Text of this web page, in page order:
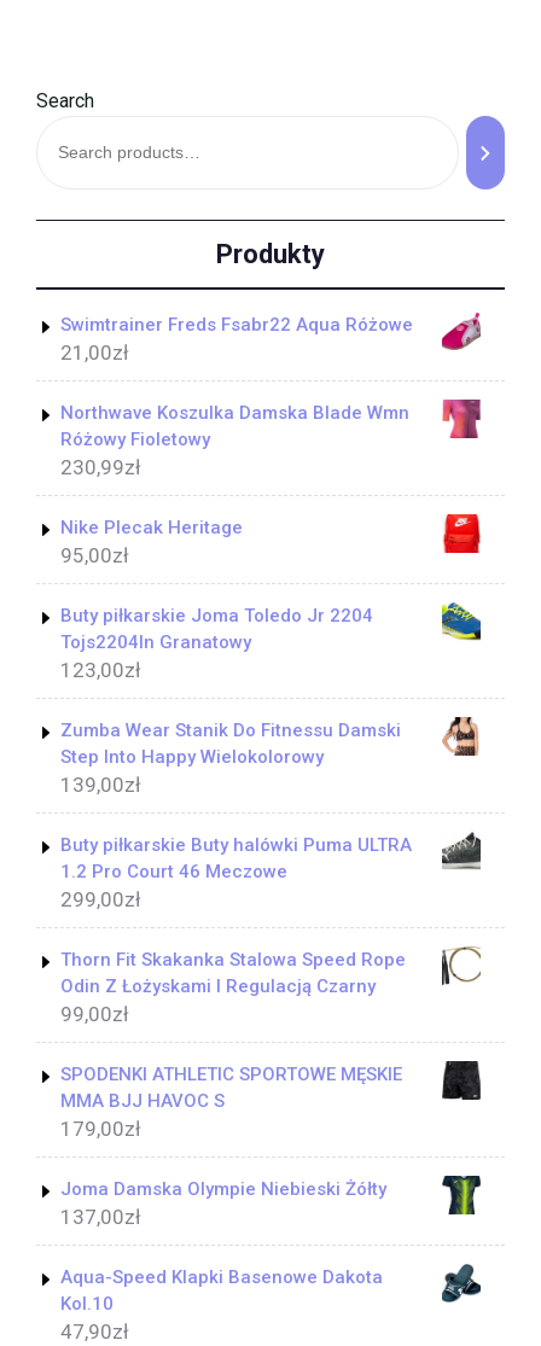
Search
Produkty
Swimtrainer Freds Fsabr22 Aqua Różowe
21,00zł
Northwave Koszulka Damska Blade Wmn
Różowy Fioletowy
230,99zł
Nike Plecak Heritage
95,00zł
Buty piłkarskie Joma Toledo Jr 2204
Tojs2204In Granatowy
123,00zł
Zumba Wear Stanik Do Fitnessu Damski
Step Into Happy Wielokolorowy
139,00zł
Buty piłkarskie Buty halówki Puma ULTRA
1.2 Pro Court 46 Meczowe
299,00zł
Thorn Fit Skakanka Stalowa Speed Rope
Odin Z Łożyskami I Regulacją Czarny
99,00zł
SPODENKI ATHLETIC SPORTOWE MĘSKIE
MMA BJJ HAVOC S
179,00zł
Joma Damska Olympie Niebieski Żółty
137,00zł
Aqua-Speed Klapki Basenowe Dakota
Kol.10
47,90zł